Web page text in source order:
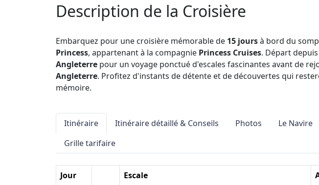
Description de la Croisière
Embarquez pour une croisière mémorable de 15 joursà bord du
Princess, appartenant à la compagnie Princess Cruises. Départ depuis
Angleterre pour un voyage ponctué d'escales fascinantes avant de
Angleterre. Profitez d'instants de détente et de découvertes qui
mémoire.
Itinéraire Itinéraire détaillé & Conseils Photos Le Navire
Grille tarifaire
Jour Escale